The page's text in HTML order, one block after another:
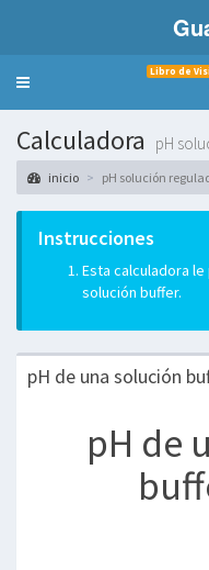
Toggle
Libro de
Calculadora pH
inicio pH solución
Instrucciones
Esta calculadora
solución buffer.
pH de una solución
pH de